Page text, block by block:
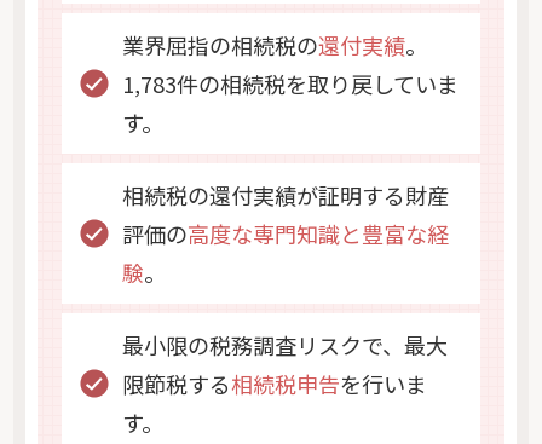
業界屈指の相続税の還付実績。
1,783件の相続税を取り戻していま
す。
相続税の還付実績が証明する財産
評価の高度な専門知識と豊富な経
験。
最小限の税務調査リスクで、最大
限節税する相続税申告を行いま
す。